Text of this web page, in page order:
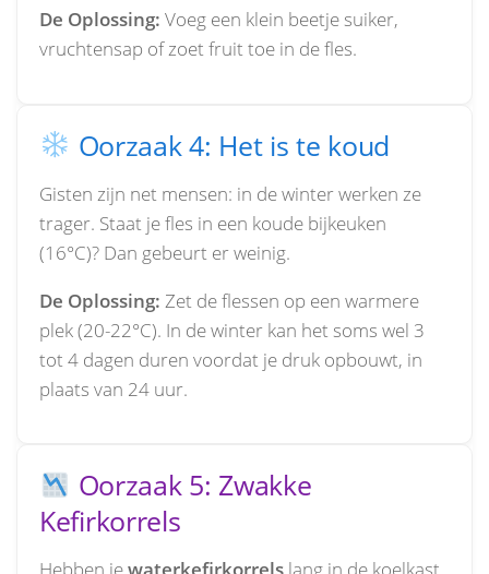
De Oplossing: Voeg een klein beetje suiker,
vruchtensap of zoet fruit toe in de fles.
Oorzaak 4: Het is te koud
Gisten zijn net mensen: in de winter werken ze
trager. Staat je fles in een koude bijkeuken
(16°C)? Dan gebeurt er weinig.
De Oplossing: Zet de flessen op een warmere
plek (20-22°C). In de winter kan het soms wel 3
tot 4 dagen duren voordat je druk opbouwt, in
plaats van 24 uur.
Oorzaak 5: Zwakke
Kefirkorrels